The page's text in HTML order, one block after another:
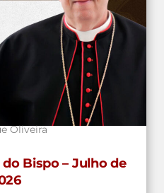
Oliveira
Bispo – Julho de